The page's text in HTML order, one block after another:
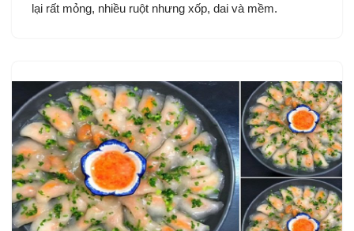
lại rất mỏng, nhiều ruột nhưng xốp, dai và mềm.